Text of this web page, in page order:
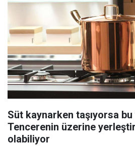
Süt kaynarken taşıyorsa
Tencerenin üzerine
olabiliyor